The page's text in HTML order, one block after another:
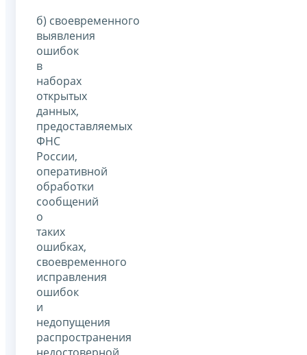
б) своевременного
выявления
ошибок
в
наборах
открытых
данных,
предоставляемых
ФНС
России,
оперативной
обработки
сообщений
о
таких
ошибках,
своевременного
исправления
ошибок
и
недопущения
распространения
недостоверной